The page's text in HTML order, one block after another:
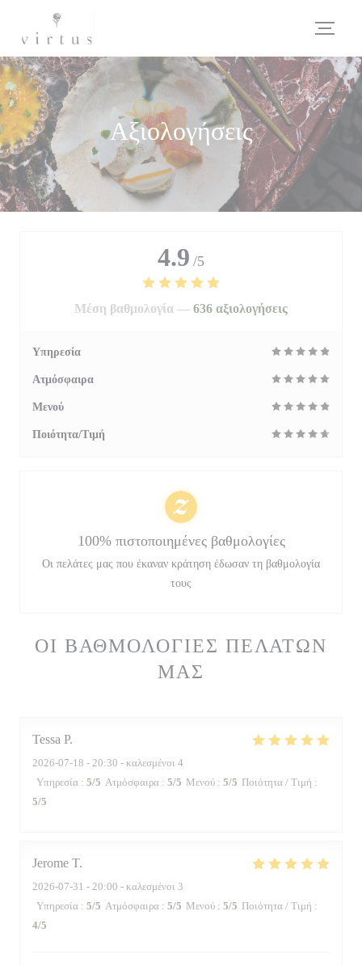
Αξιολογήσεις
ΟΙ ΒΑΘΜΟΛΟΓΊΕΣ ΠΕΛΑΤΏΝ
ΜΑΣ
Tessa P
2026-07-18 - 20:30 - καλεσμένοι 4
Υπηρεσία : 5/5 Ατμόσφαιρα : 5/5 Μενού : 5/5 Ποιότητα / Τιμή :
5/5
Jerome T
2026-07-31 - 20:00 - καλεσμένοι 3
Υπηρεσία : 5/5 Ατμόσφαιρα : 5/5 Μενού : 5/5 Ποιότητα / Τιμή :
4/5
4.9 /5
Μέση βαθμολογία — 636 αξιολογήσεις
Υπηρεσία
Ατμόσφαιρα
Μενού
Ποιότητα/Τιμή
100% πιστοποιημένες βαθμολογίες
Οι πελάτες μας που έκαναν κράτηση έδωσαν τη βαθμολογία
τους